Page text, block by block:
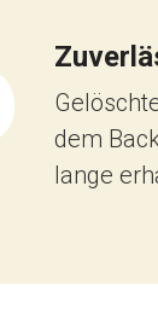
dem
lange